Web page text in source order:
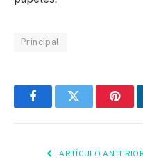
Principal
FacebookTwitter
ARTÍCULO